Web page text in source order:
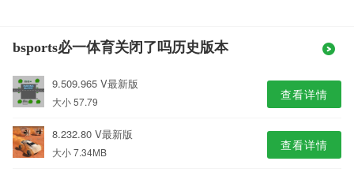
bsports必一体育关闭了吗历史版本
9.509.965 V最新版
大小 57.79 查看详情
8.232.80 V最新版
大小 7.34MB 查看详情